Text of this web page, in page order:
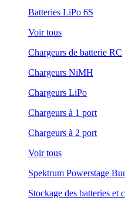
Batteries LiPo 6S
Voir tous
Chargeurs de batterie RC
Chargeurs NiMH
Chargeurs LiPo
Chargeurs à 1 port
Chargeurs à 2 port
Voir tous
Spektrum Powerstage
Stockage des batteries et